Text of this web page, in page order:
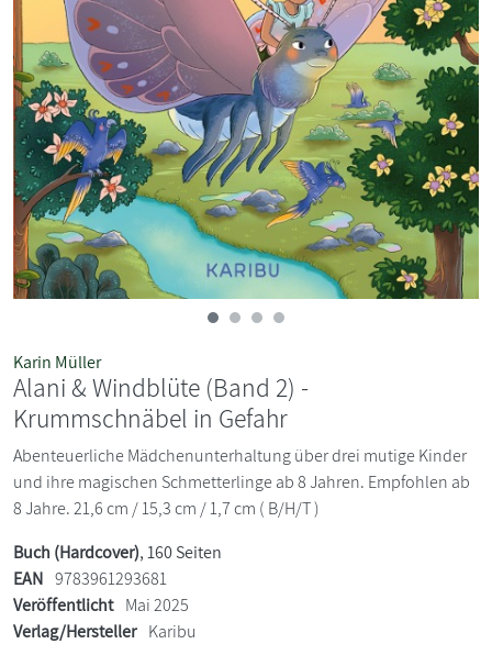
Karin Müller
Alani & Windblüte (Band 2) -
Krummschnäbel in Gefahr
Abenteuerliche Mädchenunterhaltung über drei mutige Kinder
und ihre magischen Schmetterlinge ab 8 Jahren. Empfohlen ab
8 Jahre. 21,6 cm / 15,3 cm / 1,7 cm ( B/H/T )
Buch (Hardcover), 160 Seiten
EAN 9783961293681
Veröffentlicht Mai 2025
Verlag/Hersteller Karibu